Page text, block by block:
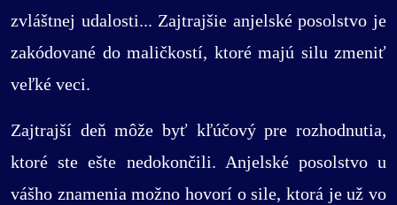
zvláštnej udalosti... Zajtrajšie anjelské posolstvo je
zakódované do maličkostí, ktoré majú silu zmeniť
veľké veci.
Zajtrajší deň môže byť kľúčový pre rozhodnutia,
ktoré ste ešte nedokončili. Anjelské posolstvo u
vášho znamenia možno hovorí o sile, ktorá je už vo